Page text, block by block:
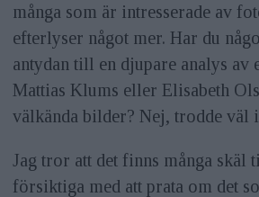
många som är intresserade av
efterlyser något mer. Har du
antydan till en djupare analys av
Mattias Klums eller Elisabeth
välkända bilder? Nej, trodde väl
Jag tror att det finns många
försiktiga med att prata om det